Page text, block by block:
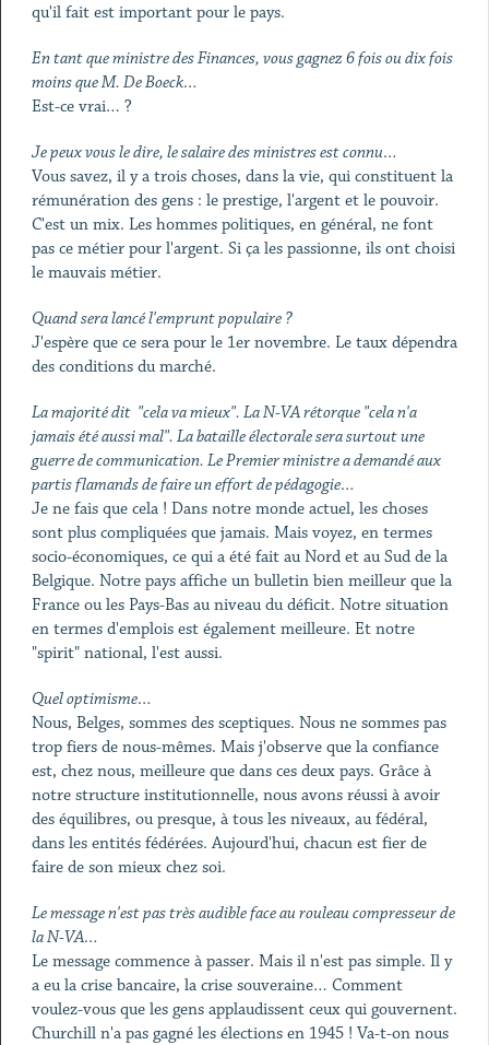
qu'il fait est important pour le pays.
En tant que ministre des Finances, vous gagnez 6 fois ou dix fois
moins que M. De Boeck…
Est-ce vrai… ?
Je peux vous le dire, le salaire des ministres est connu…
Vous savez, il y a trois choses, dans la vie, qui constituent la
rémunération des gens : le prestige, l'argent et le pouvoir.
C'est un mix. Les hommes politiques, en général, ne font
pas ce métier pour l'argent. Si ça les passionne, ils ont choisi
le mauvais métier.
Quand sera lancé l'emprunt populaire ?
J'espère que ce sera pour le 1er novembre. Le taux dépendra
des conditions du marché.
La majorité dit "cela va mieux". La N-VA rétorque "cela n'a
jamais été aussi mal". La bataille électorale sera surtout une
guerre de communication. Le Premier ministre a demandé aux
partis flamands de faire un effort de pédagogie…
Je ne fais que cela ! Dans notre monde actuel, les choses
sont plus compliquées que jamais. Mais voyez, en termes
socio-économiques, ce qui a été fait au Nord et au Sud de la
Belgique. Notre pays affiche un bulletin bien meilleur que la
France ou les Pays-Bas au niveau du déficit. Notre situation
en termes d'emplois est également meilleure. Et notre
"spirit" national, l'est aussi.
Quel optimisme…
Nous, Belges, sommes des sceptiques. Nous ne sommes pas
trop fiers de nous-mêmes. Mais j'observe que la confiance
est, chez nous, meilleure que dans ces deux pays. Grâce à
notre structure institutionnelle, nous avons réussi à avoir
des équilibres, ou presque, à tous les niveaux, au fédéral,
dans les entités fédérées. Aujourd'hui, chacun est fier de
faire de son mieux chez soi.
Le message n'est pas très audible face au rouleau compresseur de
la N-VA…
Le message commence à passer. Mais il n'est pas simple. Il y
a eu la crise bancaire, la crise souveraine… Comment
voulez-vous que les gens applaudissent ceux qui gouvernent.
Churchill n'a pas gagné les élections en 1945 ! Va-t-on nous